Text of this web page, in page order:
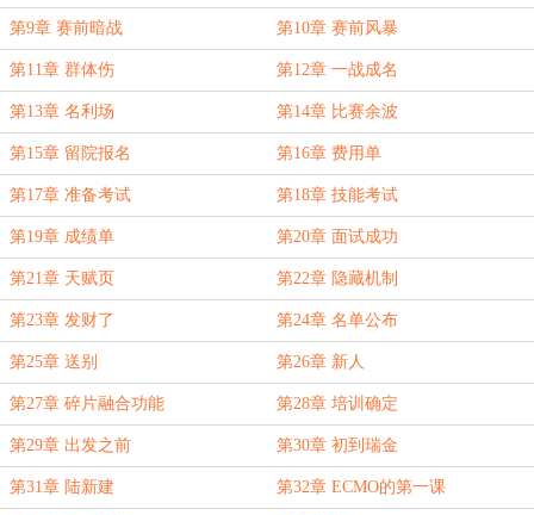
第9章 赛前暗战 第10章 赛前风暴
第11章 群体伤 第12章 一战成名
第13章 名利场 第14章 比赛余波
第15章 留院报名 第16章 费用单
第17章 准备考试 第18章 技能考试
第19章 成绩单 第20章 面试成功
第21章 天赋页 第22章 隐藏机制
第23章 发财了 第24章 名单公布
第25章 送别 第26章 新人
第27章 碎片融合功能 第28章 培训确定
第29章 出发之前 第30章 初到瑞金
第31章 陆新建 第32章 ECMO的第一课